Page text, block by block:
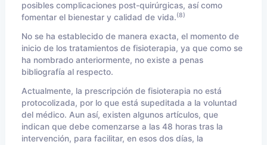
posibles complicaciones post-quirúrgicas, así como
fomentar el bienestar y calidad de vida.(8)
No se ha establecido de manera exacta, el momento de
inicio de los tratamientos de fisioterapia, ya que como se
ha nombrado anteriormente, no existe a penas
bibliografía al respecto.
Actualmente, la prescripción de fisioterapia no está
protocolizada, por lo que está supeditada a la voluntad
del médico. Aun así, existen algunos artículos, que
indican que debe comenzarse a las 48 horas tras la
intervención, para facilitar, en esos dos días, la